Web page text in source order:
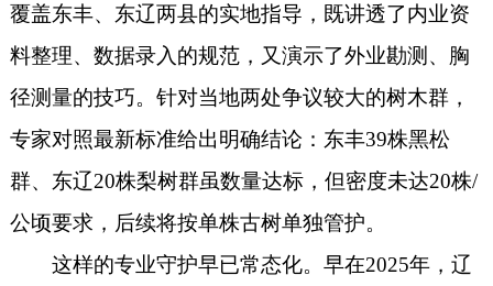
覆盖东丰、东辽两县的实地指导，既讲透了内业资
料整理、数据录入的规范，又演示了外业勘测、胸
径测量的技巧。针对当地两处争议较大的树木群，
专家对照最新标准给出明确结论：东丰39株黑松
群、东辽20株梨树群虽数量达标，但密度未达20株/
公顷要求，后续将按单株古树单独管护。
这样的专业守护早已常态化。早在2025年，辽